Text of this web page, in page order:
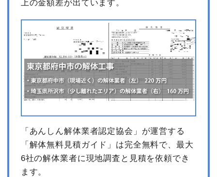
上の金額差が出ています。
「あんしん解体業者認定協会」が運営する
「解体無料見積ガイド」は完全無料で、最大
6社の解体業者に現地調査と見積を依頼でき
ます。